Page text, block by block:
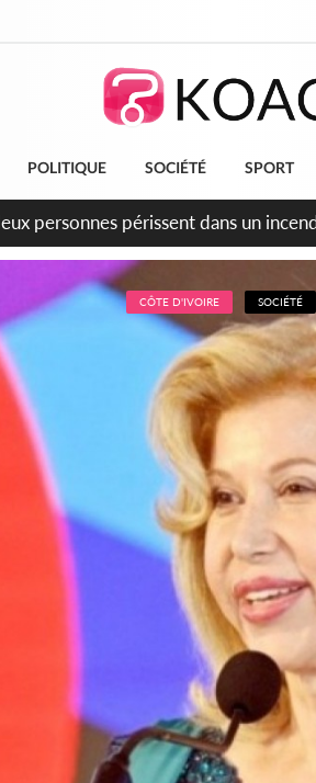
POLITIQUE SOCIÉTÉ SPORT
célébration de la fête nationale
CÔTE D'IVOIRE SOCIÉTÉ